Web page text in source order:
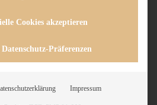
Cookies akzeptieren
Präferenzen
Impressum